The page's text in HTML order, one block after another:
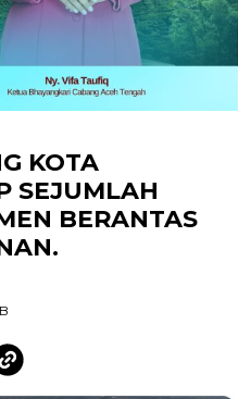
KOTA
SEJUMLAH
BERANTAS